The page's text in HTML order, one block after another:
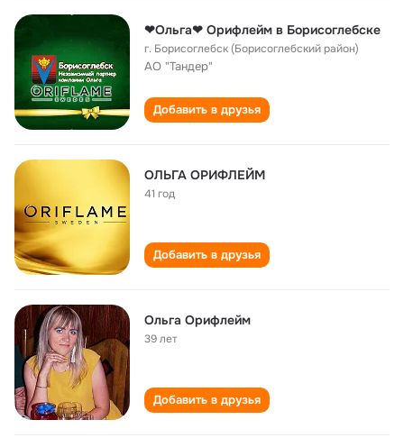
❤Ольга❤ Орифлейм в Борисоглебске
г. Борисоглебск (Борисоглебский район)
АО "Тандер"
Добавить в друзья
ОЛЬГА ОРИФЛЕЙМ
41 год
Добавить в друзья
Ольга Орифлейм
39 лет
Добавить в друзья